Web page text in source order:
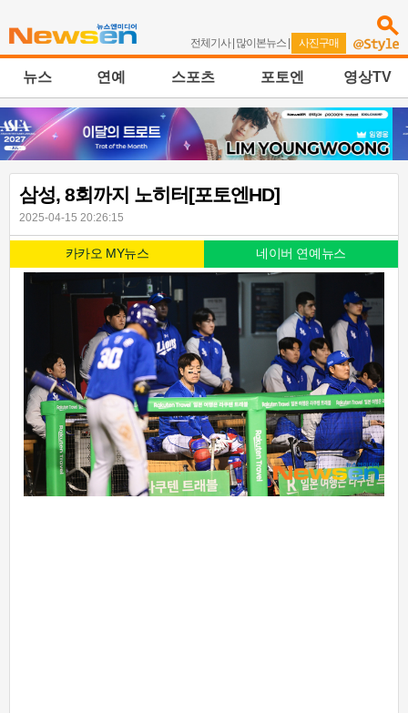
전체기사| 많이본뉴스 | 사진구매
뉴스 연예 스포츠 포토엔 영상TV
삼성, 8회까지 노히터[포토엔HD]
2025-04-15 20:26:15
카카오 MY뉴스 네이버 연예뉴스